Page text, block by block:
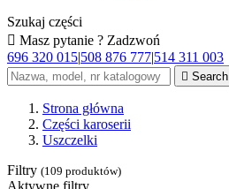
Szukaj części
 Masz pytanie ? Zadzwoń
696 320 015|508 876 777|514 311 003
 Search
Strona główna
Części karoserii
Uszczelki
Filtry (109 produktów)
Aktywne filtry